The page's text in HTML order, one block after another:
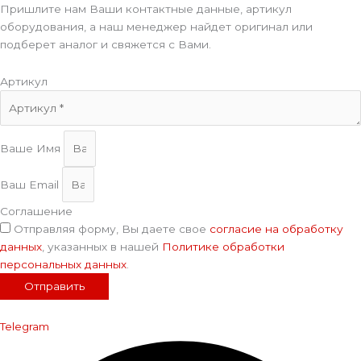
Пришлите нам Ваши контактные данные, артикул
оборудования, а наш менеджер найдет оригинал или
подберет аналог и свяжется с Вами.
Артикул
Ваше Имя
Ваш Email
Соглашение
Отправляя форму, Вы даете свое согласие на обработку
данных, указанных в нашей Политике обработки
персональных данных.
Отправить
Telegram